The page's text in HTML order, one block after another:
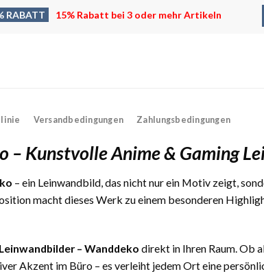
RABATT 15% Rabatt bei 3 oder mehr Artikeln
Versandbedingungen Zahlungsbedingungen
– Kunstvolle Anime & Gaming
– ein Leinwandbild, das nicht nur ein Motiv zeigt,
macht dieses Werk zu einem besonderen
– Wanddeko direkt in Ihren Raum. Ob
Akzent im Büro – es verleiht jedem Ort eine